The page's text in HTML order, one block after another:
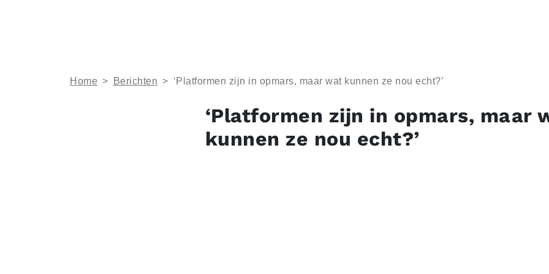
Home > Berichten > ‘Platformen zijn in opmars, maar wat kunnen ze nou echt?’
‘Platformen zijn in opmars, maar
kunnen ze nou echt?’